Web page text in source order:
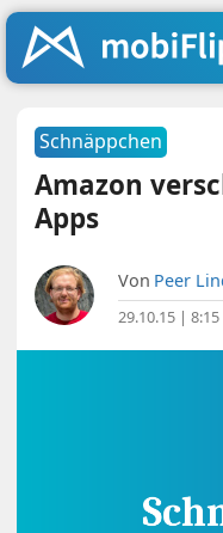
Schnäppchen
Amazon
Apps
Von Peer
29.10.15 |